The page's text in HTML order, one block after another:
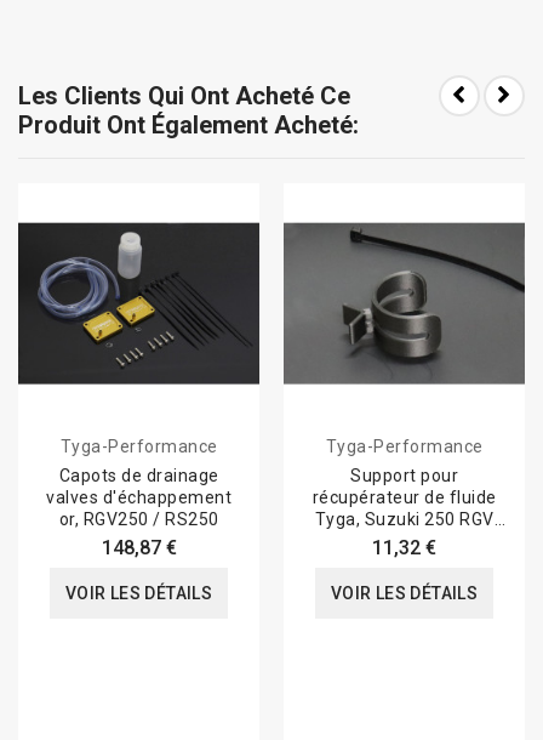
Les Clients Qui Ont Acheté Ce
Produit Ont Également Acheté:
Tyga-Performance
Capots de drainage
valves d'échappement
or, RGV250 / RS250
148,87 €
VOIR LES DÉTAILS
Tyga-Performance
Support pour
récupérateur de fluide
Tyga, Suzuki 250 RGV
VJ21 VJ22
11,32 €
VOIR LES DÉTAILS